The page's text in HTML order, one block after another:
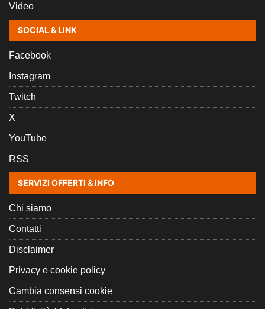
Video
SOCIAL & LINK
Facebook
Instagram
Twitch
X
YouTube
RSS
SERVIZI OFFERTI & INFO
Chi siamo
Contatti
Disclaimer
Privacy e cookie policy
Cambia consensi cookie